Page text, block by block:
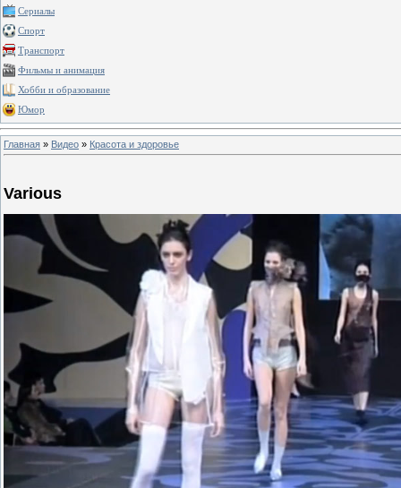
Сериалы
Спорт
Транспорт
Фильмы и анимация
Хобби и образование
Юмор
Главная » Видео » Красота и здоровье
Various